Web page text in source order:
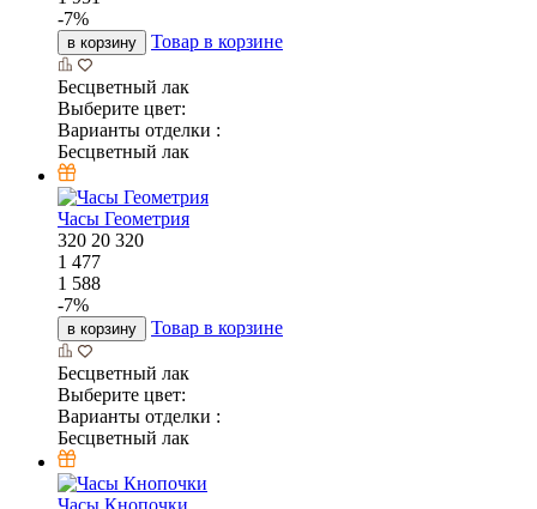
-7%
в корзину Товар в корзине
Бесцветный лак
Выберите цвет:
Варианты отделки :
Бесцветный лак
Часы Геометрия
320 20 320
1 477
1 588
-7%
в корзину Товар в корзине
Бесцветный лак
Выберите цвет:
Варианты отделки :
Бесцветный лак